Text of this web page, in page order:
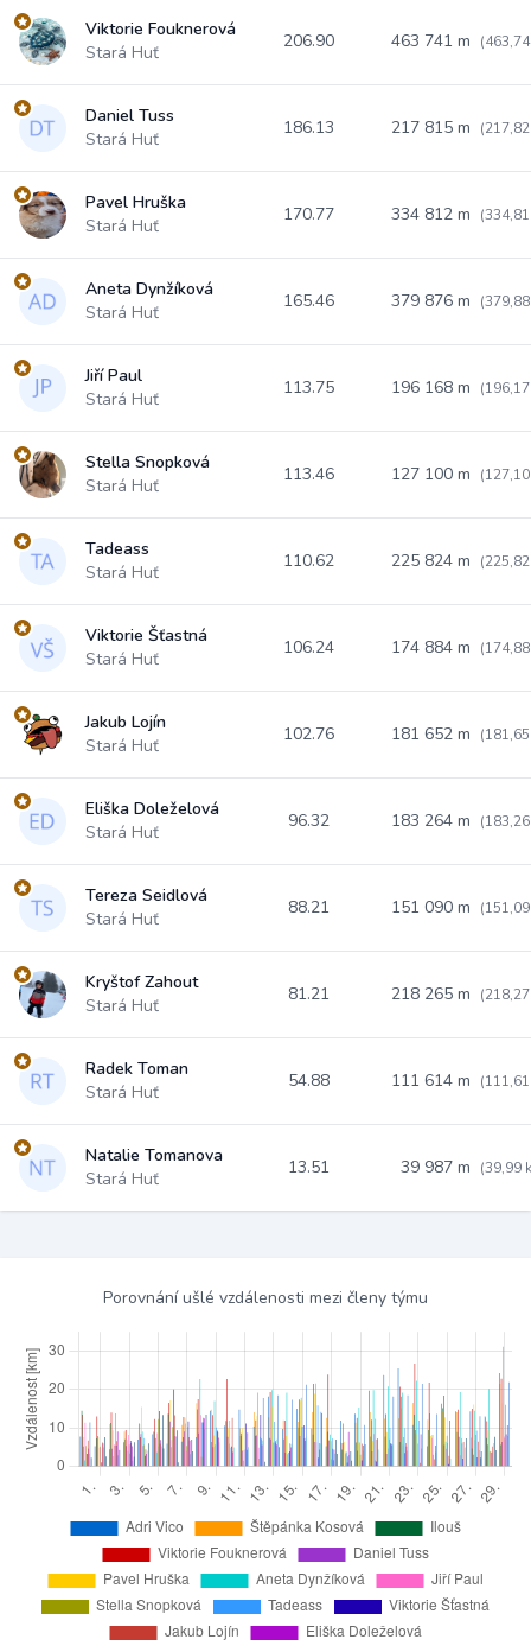
Viktorie Fouknerová
Stará Huť
206.90 463 741 m
Daniel Tuss
Stará Huť
186.13 217 815 m
Pavel Hruška
Stará Huť
170.77 334 812 m
Aneta Dynžíková
Stará Huť
165.46 379 876 m
Jiří Paul
Stará Huť
113.75 196 168 m
Stella Snopková
Stará Huť
113.46 127 100 m
Tadeass
Stará Huť
110.62 225 824 m
Viktorie Šťastná
Stará Huť
106.24 174 884 m
Jakub Lojín
Stará Huť
102.76 181 652 m
Eliška Doleželová
Stará Huť
96.32 183 264 m
Tereza Seidlová
Stará Huť
88.21 151 090 m
Kryštof Zahout
Stará Huť
81.21 218 265 m
Radek Toman
Stará Huť
54.88 111 614 m
Natalie Tomanova
Stará Huť
13.51 39 987 m (39,99
Porovnání ušlé vzdálenosti mezi členy týmu